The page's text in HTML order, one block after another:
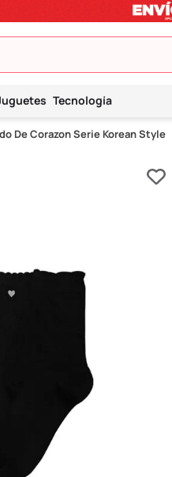
Tecnología
De Corazon Serie Korean Style